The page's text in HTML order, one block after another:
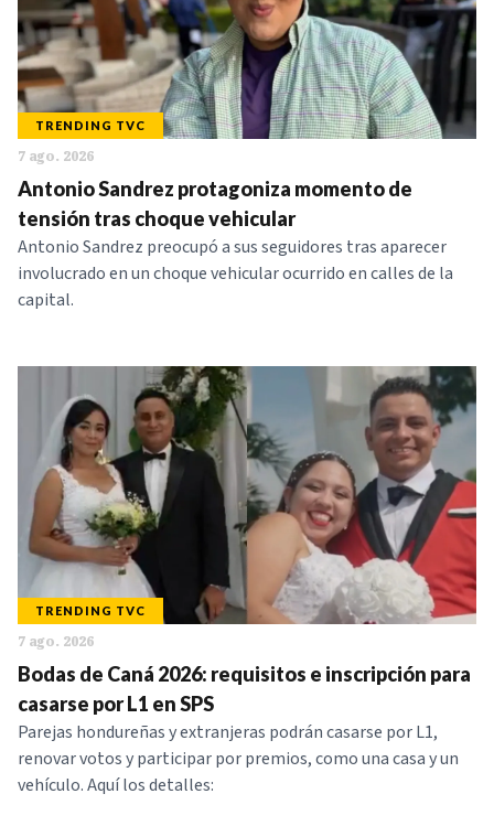
TRENDING TVC
7 ago. 2026
Antonio Sandrez protagoniza momento de
tensión tras choque vehicular
Antonio Sandrez preocupó a sus seguidores tras aparecer
involucrado en un choque vehicular ocurrido en calles de la
capital.
TRENDING TVC
7 ago. 2026
Bodas de Caná 2026: requisitos e inscripción para
casarse por L1 en SPS
Parejas hondureñas y extranjeras podrán casarse por L1,
renovar votos y participar por premios, como una casa y un
vehículo. Aquí los detalles: